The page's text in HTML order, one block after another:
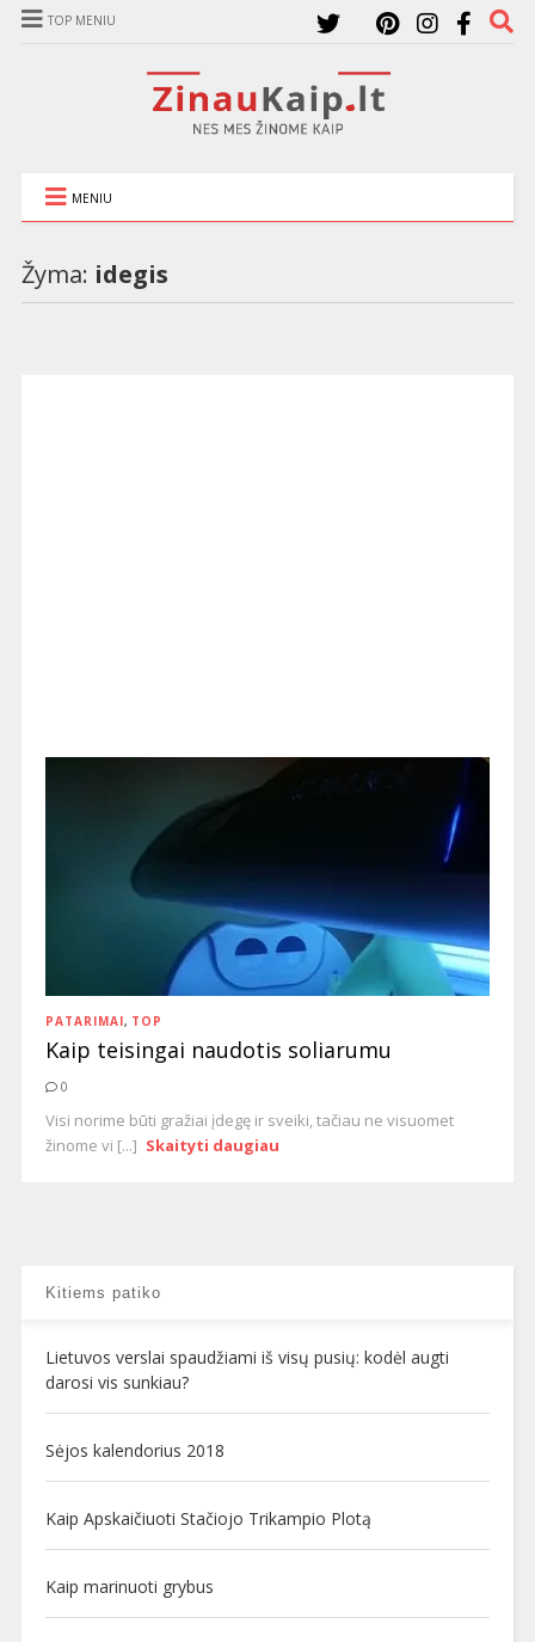
TOP MENIU
MENIU
Žyma: idegis
PATARIMAI, TOP
Kaip teisingai naudotis soliarumu
0
Visi norime būti gražiai įdegę ir sveiki, tačiau ne visuomet
žinome vi [...] Skaityti daugiau
Kitiems patiko
Lietuvos verslai spaudžiami iš visų pusių: kodėl augti
darosi vis sunkiau?
Sėjos kalendorius 2018
Kaip Apskaičiuoti Stačiojo Trikampio Plotą
Kaip marinuoti grybus